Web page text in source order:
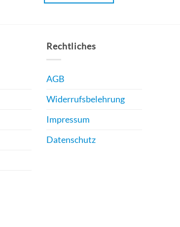
Rechtliches
AGB
Widerrufsbelehrung
Impressum
Datenschutz